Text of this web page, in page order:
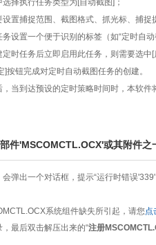
择执行任务类型为[自动截图]；
置捕捉范围、截图格式、抓光标、捕
设置一个便于识别的标签（如“定时自动
时任务后立即启用此任务，则需要选中
钮完成对定时自动截图任务的创建。
当到达预设的定时策略时间时，本软
件'MSCOMCTL.OCX'或其附件之
弹出一个对话框，提示“运行时错误
系统组件缺失所引起，请您点
最后双击解压出来的“注册